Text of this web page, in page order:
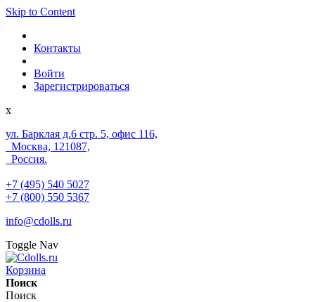
Skip to Content
Контакты
Войти
Зарегистрироваться
x
ул. Барклая д.6 стр. 5, офис 116,
Москва, 121087,
Россия.
+7 (495) 540 5027
+7 (800) 550 5367
info@cdolls.ru
Toggle Nav
Корзина
Поиск
Поиск